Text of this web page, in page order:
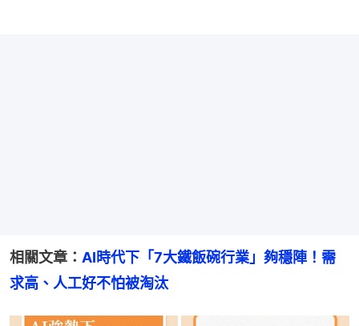
相關文章： AI時代下「7大鐵飯碗行業」夠穩陣！需
求高、人工好不怕被淘汰